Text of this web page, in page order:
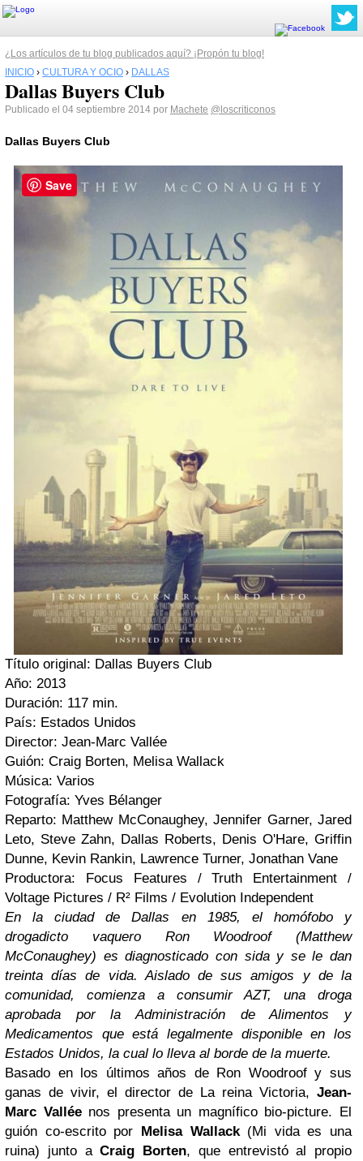
¿Los artículos de tu blog publicados aquí? ¡Propón tu blog!
INICIO › CULTURA Y OCIO › DALLAS
Dallas Buyers Club
Publicado el 04 septiembre 2014 por Machete @loscriticonos
Dallas Buyers Club
Título original: Dallas Buyers Club
Año: 2013
Duración: 117 min.
País: Estados Unidos
Director: Jean-Marc Vallée
Guión: Craig Borten, Melisa Wallack
Música: Varios
Fotografía: Yves Bélanger
Reparto: Matthew McConaughey, Jennifer Garner, Jared
Leto, Steve Zahn, Dallas Roberts, Denis O'Hare, Griffin
Dunne, Kevin Rankin, Lawrence Turner, Jonathan Vane
Productora: Focus Features / Truth Entertainment /
Voltage Pictures / R² Films / Evolution Independent
En la ciudad de Dallas en 1985, el homófobo y
drogadicto vaquero Ron Woodroof (Matthew
McConaughey) es diagnosticado con sida y se le dan
treinta días de vida. Aislado de sus amigos y de la
comunidad, comienza a consumir AZT, una droga
aprobada por la Administración de Alimentos y
Medicamentos que está legalmente disponible en los
Estados Unidos, la cual lo lleva al borde de la muerte.
Basado en los últimos años de Ron Woodroof y sus
ganas de vivir, el director de La reina Victoria, Jean-
Marc Vallée nos presenta un magnífico bio-picture. El
guión co-escrito por Melisa Wallack(Mi vida es una
ruina) junto aCraig Borten, que entrevistó al propio
Save